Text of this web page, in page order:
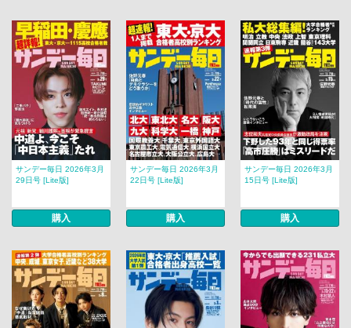
サンデー毎日 2026年3月
29日号 [Lite版]
購入
サンデー毎日 2026年3月
22日号 [Lite版]
購入
サンデー毎日 2026年3月
15日号 [Lite版]
購入